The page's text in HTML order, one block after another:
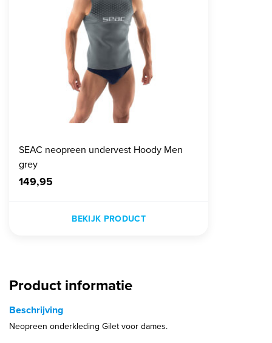
SEAC neopreen undervest Hoody Men
grey
149,95
BEKIJK PRODUCT
Product informatie
Beschrijving
Neopreen onderkleding Gilet voor dames.